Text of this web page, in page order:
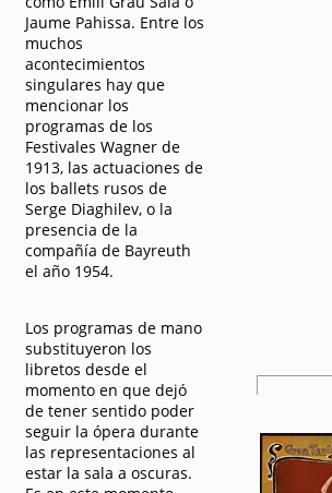
Jaume Pahissa. Entre los
muchos
acontecimientos
singulares hay que
mencionar los
programas de los
Festivales Wagner de
1913, las actuaciones de
los ballets rusos de
Serge Diaghilev, o la
presencia de la
compañía de Bayreuth
el año 1954.
Los programas de mano
substituyeron los
libretos desde el
momento en que dejó
de tener sentido poder
seguir la ópera durante
las representaciones al
estar la sala a oscuras.